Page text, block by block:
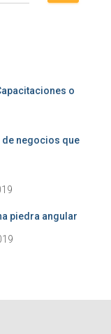
o
de negocios que
piedra angular